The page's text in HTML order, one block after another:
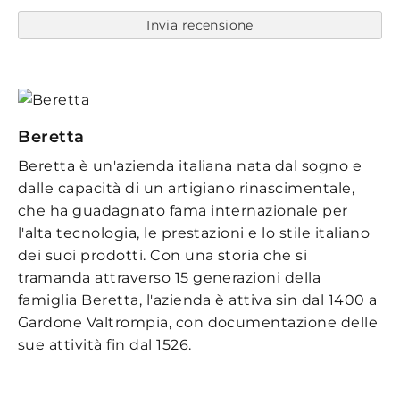
Invia recensione
Beretta
Beretta è un'azienda italiana nata dal sogno e
dalle capacità di un artigiano rinascimentale,
che ha guadagnato fama internazionale per
l'alta tecnologia, le prestazioni e lo stile italiano
dei suoi prodotti. Con una storia che si
tramanda attraverso 15 generazioni della
famiglia Beretta, l'azienda è attiva sin dal 1400 a
Gardone Valtrompia, con documentazione delle
sue attività fin dal 1526.